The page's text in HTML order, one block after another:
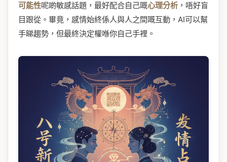
可能性呢啲敏感話題，最好配合自己嘅心理分析 ，唔好盲
目跟從。畢竟，感情始終係人與人之間嘅互動，AI可以幫
手睇趨勢，但最終決定權喺你自己手裡。